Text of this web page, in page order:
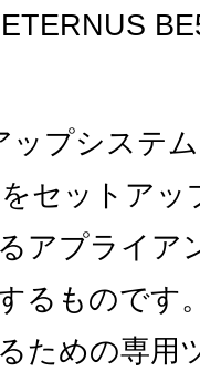
ップシステ
セットア
アプライア
るものです
ための専用